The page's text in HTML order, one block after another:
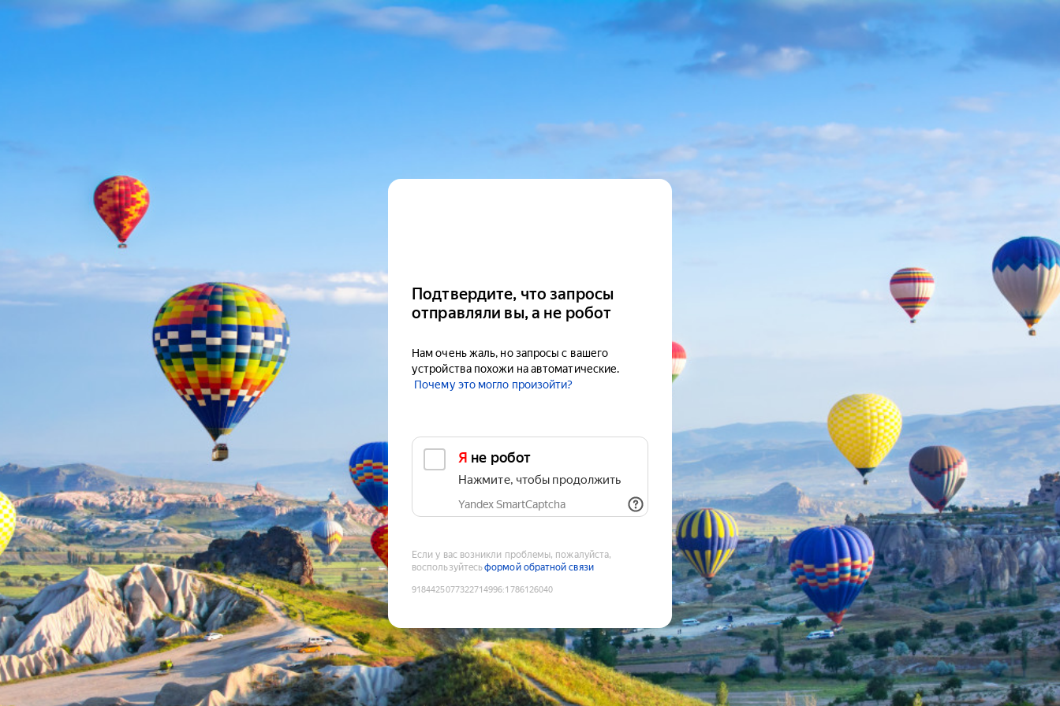
Подтвердите, что запросы
отправляли вы, а не робот
Нам очень жаль, но запросы с вашего
устройства похожи на автоматические.
Почему это могло произойти?
Я не робот
Нажмите, чтобы продолжить
Yandex SmartCaptcha
Если у вас возникли проблемы, пожалуйста,
воспользуйтесьформой обратной связи
9184425077322714996:1786126040